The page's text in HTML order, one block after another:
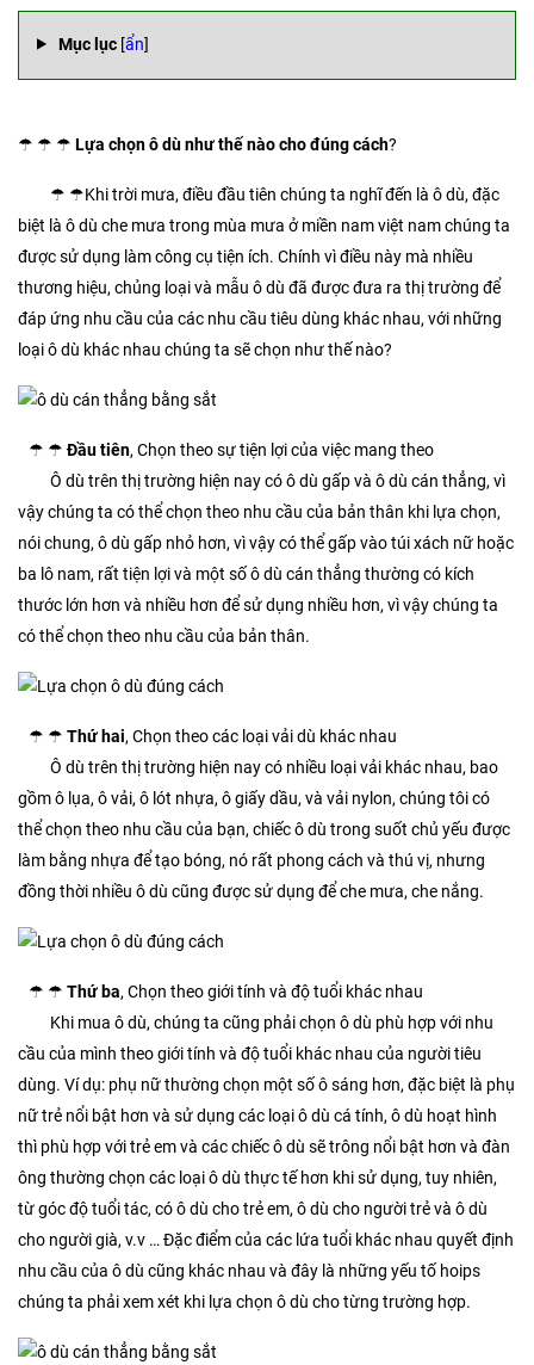
Mục lục [ẩn]
☂ ☂ ☂ Lựa chọn ô dù như thế nào cho đúng cách?
☂ ☂Khi trời mưa, điều đầu tiên chúng ta nghĩ đến là ô dù, đặc
biệt là ô dù che mưa trong mùa mưa ở miền nam việt nam chúng ta
được sử dụng làm công cụ tiện ích. Chính vì điều này mà nhiều
thương hiệu, chủng loại và mẫu ô dù đã được đưa ra thị trường để
đáp ứng nhu cầu của các nhu cầu tiêu dùng khác nhau, với những
loại ô dù khác nhau chúng ta sẽ chọn như thế nào?
☂ ☂Đầu tiên, Chọn theo sự tiện lợi của việc mang theo
Ô dù trên thị trường hiện nay có ô dù gấp và ô dù cán thẳng, vì
vậy chúng ta có thể chọn theo nhu cầu của bản thân khi lựa chọn,
nói chung, ô dù gấp nhỏ hơn, vì vậy có thể gấp vào túi xách nữ hoặc
ba lô nam, rất tiện lợi và một số ô dù cán thẳng thường có kích
thước lớn hơn và nhiều hơn để sử dụng nhiều hơn, vì vậy chúng ta
có thể chọn theo nhu cầu của bản thân.
☂ ☂ Thứ hai, Chọn theo các loại vải dù khác nhau
Ô dù trên thị trường hiện nay có nhiều loại vải khác nhau, bao
gồm ô lụa, ô vải, ô lót nhựa, ô giấy dầu, và vải nylon, chúng tôi có
thể chọn theo nhu cầu của bạn, chiếc ô dù trong suốt chủ yếu được
làm bằng nhựa để tạo bóng, nó rất phong cách và thú vị, nhưng
đồng thời nhiều ô dù cũng được sử dụng để che mưa, che nắng.
☂ ☂ Thứ ba, Chọn theo giới tính và độ tuổi khác nhau
Khi mua ô dù, chúng ta cũng phải chọn ô dù phù hợp với nhu
cầu của mình theo giới tính và độ tuổi khác nhau của người tiêu
dùng. Ví dụ: phụ nữ thường chọn một số ô sáng hơn, đặc biệt là phụ
nữ trẻ nổi bật hơn và sử dụng các loại ô dù cá tính, ô dù hoạt hình
thì phù hợp với trẻ em và các chiếc ô dù sẽ trông nổi bật hơn và đàn
ông thường chọn các loại ô dù thực tế hơn khi sử dụng, tuy nhiên,
từ góc độ tuổi tác, có ô dù cho trẻ em, ô dù cho người trẻ và ô dù
cho người già, v.v … Đặc điểm của các lứa tuổi khác nhau quyết định
nhu cầu của ô dù cũng khác nhau và đây là những yếu tố hoips
chúng ta phải xem xét khi lựa chọn ô dù cho từng trường hợp.